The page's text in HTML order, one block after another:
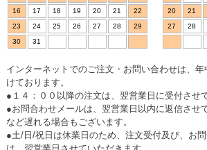
16
17 18 19 20 21
22
23
24 25 26 27 28
29
30
31
20
21
27
28
インターネットでのご注文・お問い合わせは、
けております。
●１４：００以降の注文は、翌営業日に受付させ
●お問合わせメールは、翌営業日以内に返信させ
など遅れる場合もございます。
●土/日/祝日は休業日のため、注文受付及び、お